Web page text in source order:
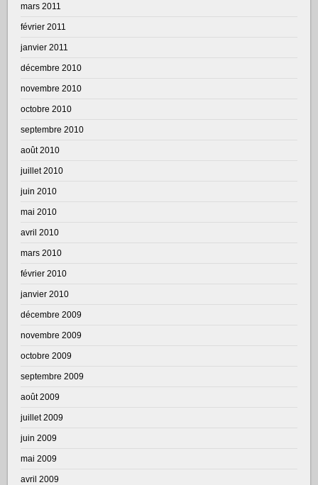
mars 2011
février 2011
janvier 2011
décembre 2010
novembre 2010
octobre 2010
septembre 2010
août 2010
juillet 2010
juin 2010
mai 2010
avril 2010
mars 2010
février 2010
janvier 2010
décembre 2009
novembre 2009
octobre 2009
septembre 2009
août 2009
juillet 2009
juin 2009
mai 2009
avril 2009